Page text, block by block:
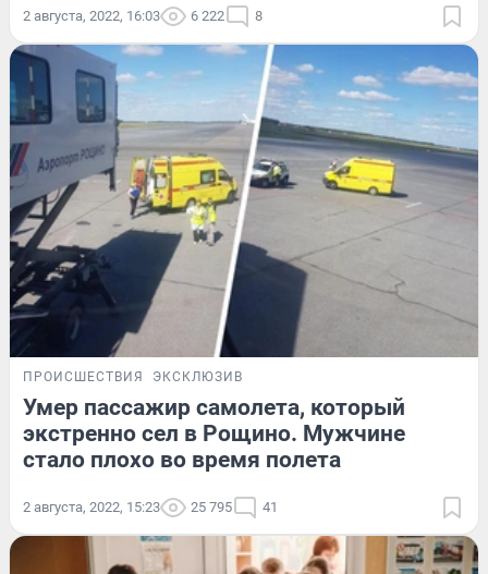
2 августа, 2022, 16:03 6 222 8
ПРОИСШЕСТВИЯ ЭКСКЛЮЗИВ
Умер пассажир самолета, который
экстренно сел в Рощино. Мужчине
стало плохо во время полета
2 августа, 2022, 15:23 25 795 41